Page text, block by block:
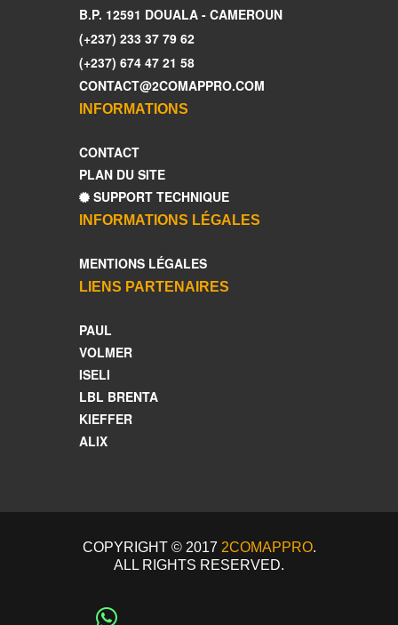
B.P. 12591 DOUALA - CAMEROUN
(+237) 233 37 79 62
(+237) 674 47 21 58
CONTACT@2COMAPPRO.COM
INFORMATIONS
CONTACT
PLAN DU SITE
SUPPORT TECHNIQUE
INFORMATIONS LÉGALES
MENTIONS LÉGALES
LIENS PARTENAIRES
PAUL
VOLMER
ISELI
LBL BRENTA
KIEFFER
ALIX
COPYRIGHT © 2017 2COMAPPRO.
ALL RIGHTS RESERVED.